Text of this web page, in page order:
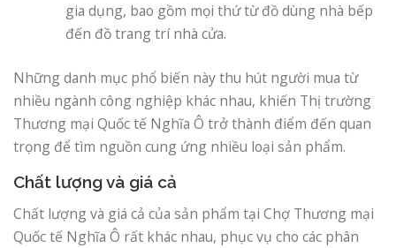
gia dụng, bao gồm mọi thứ từ đồ dùng nhà bếp
đến đồ trang trí nhà cửa.
Những danh mục phổ biến này thu hút người mua từ
nhiều ngành công nghiệp khác nhau, khiến Thị trường
Thương mại Quốc tế Nghĩa Ô trở thành điểm đến quan
trọng để tìm nguồn cung ứng nhiều loại sản phẩm.
Chất lượng và giá cả
Chất lượng và giá cả của sản phẩm tại Chợ Thương mại
Quốc tế Nghĩa Ô rất khác nhau, phục vụ cho các phân